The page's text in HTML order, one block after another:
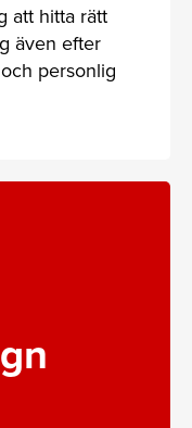
att hitta rätt
även efter
personlig